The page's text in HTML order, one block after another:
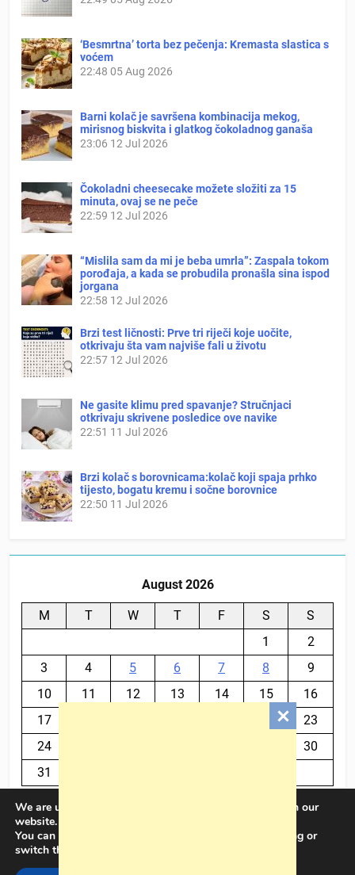
‘Besmrtna’ torta bez pečenja: Kremasta slastica s
voćem
22:48 05 Aug 2026
Barni kolač je savršena kombinacija mekog,
mirisnog biskvita i glatkog čokoladnog ganaša
23:06 12 Jul 2026
Čokoladni cheesecake možete složiti za 15
minuta, ovaj se ne peče
22:59 12 Jul 2026
“Mislila sam da mi je beba umrla”: Zaspala tokom
porođaja, a kada se probudila pronašla sina ispod
jorgana
22:58 12 Jul 2026
Brzi test ličnosti: Prve tri riječi koje uočite,
otkrivaju šta vam najviše fali u životu
22:57 12 Jul 2026
Ne gasite klimu pred spavanje? Stručnjaci
otkrivaju skrivene posledice ove navike
22:51 11 Jul 2026
Brzi kolač s borovnicama:kolač koji spaja prhko
tijesto, bogatu kremu i sočne borovnice
22:50 11 Jul 2026
August 2026
M T W T F S
S
1
2
3
4 5 6 7 8
9
10
11 12 13 14 15
16
17
23
24
30
31
We are using cookies to give you the best experience on our
website.
You can find out more about which cookies we are using or
switch them off in